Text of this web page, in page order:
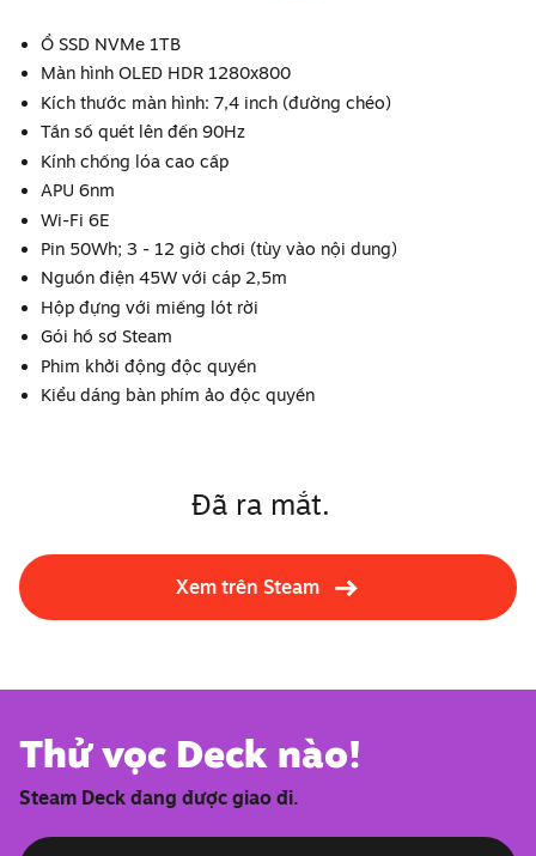
Ổ SSD NVMe 1TB
Màn hình OLED HDR 1280x800
Kích thước màn hình: 7,4 inch (đường chéo)
Tần số quét lên đến 90Hz
Kính chống lóa cao cấp
APU 6nm
Wi-Fi 6E
Pin 50Wh; 3 - 12 giờ chơi (tùy vào nội dung)
Nguồn điện 45W với cáp 2,5m
Hộp đựng với miếng lót rời
Gói hồ sơ Steam
Phim khởi động độc quyền
Kiểu dáng bàn phím ảo độc quyền
Đã ra mắt.
Xem trên Steam
Thử vọc Deck nào!
Steam Deck đang được giao đi.